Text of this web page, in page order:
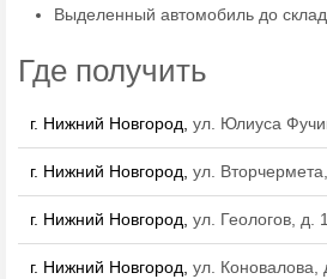
Выделенный автомобиль до
Где получить
г. Нижний Новгород, ул. Юлиуса
г. Нижний Новгород, ул.
г. Нижний Новгород, ул. Геологов, д. 1
г. Нижний Новгород, ул. Коновалова,